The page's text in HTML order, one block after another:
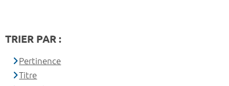
TRIER PAR :
Pertinence
Titre